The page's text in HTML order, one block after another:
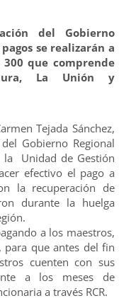
del Gobierno
se realizarán a
que comprende
La Unión y
Tejada Sánchez,
Gobierno Regional
la Unidad de Gestión
efectivo el pago a
la recuperación de
durante la huelga
a los maestros,
que antes del fin
cuenten con sus
a los meses de
a través RCR.